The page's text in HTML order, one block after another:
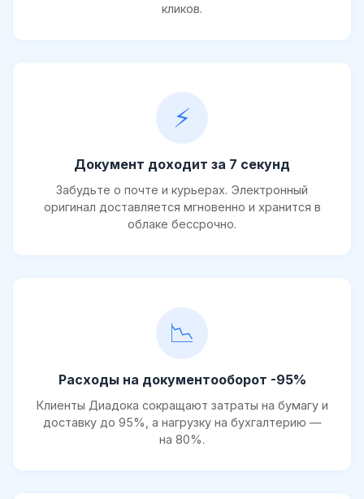
кликов.
⚡
Документ доходит за 7 секунд
Забудьте о почте и курьерах. Электронный
оригинал доставляется мгновенно и хранится в
облаке бессрочно.
📉
Расходы на документооборот -95%
Клиенты Диадока сокращают затраты на бумагу и
доставку до 95%, а нагрузку на бухгалтерию —
на 80%.